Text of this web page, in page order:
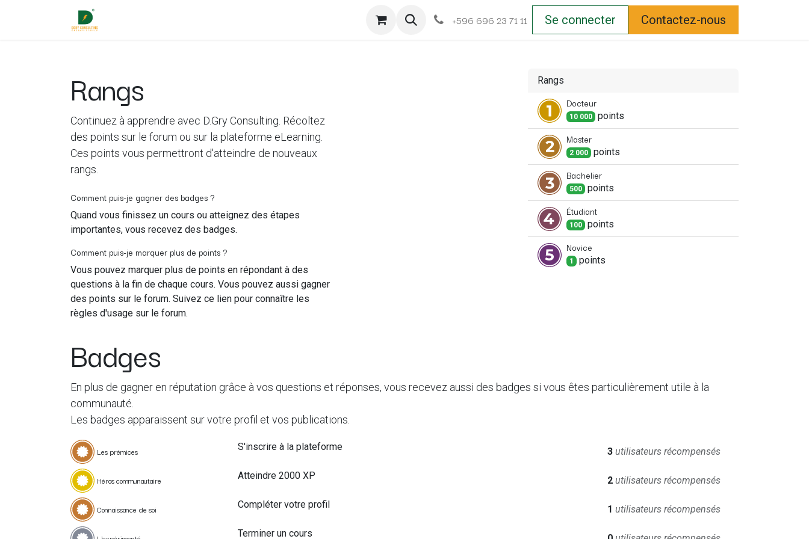
+596 696 23 71 11 Se connecter Contactez-nous
Rangs
Continuez à apprendre avec D.Gry Consulting. Récoltez
des points sur le forum ou sur la plateforme eLearning.
Ces points vous permettront d'atteindre de nouveaux
rangs.
Comment puis-je gagner des badges ?
Quand vous finissez un cours ou atteignez des étapes
importantes, vous recevez des badges.
Comment puis-je marquer plus de points ?
Vous pouvez marquer plus de points en répondant à des
questions à la fin de chaque cours. Vous pouvez aussi gagner
des points sur le forum. Suivez ce lien pour connaître les
règles d'usage sur le forum.
Rangs
Docteur
10 000 points
Master
2 000 points
Bachelier
500 points
Étudiant
100 points
Novice
1 points
Badges
En plus de gagner en réputation grâce à vos questions et réponses, vous recevez aussi des badges si vous êtes particulièrement utile à la
communauté.
Les badges apparaissent sur votre profil et vos publications.
Les prémices S'inscrire à la plateforme 3 utilisateurs récompensés
Héros communautaire Atteindre 2000 XP 2 utilisateurs récompensés
Connaissance de soi Compléter votre profil 1 utilisateurs récompensés
Terminer un cours